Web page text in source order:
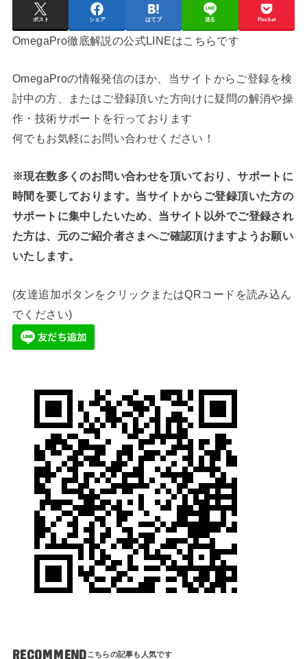
ポスト シェア はてブ 送る Pocket
OmegaPro徹底解説の公式LINEはこちらです
OmegaProの情報発信のほか、当サイトからご登録を検
討中の方、またはご登録頂いた方向けに疑問の解消や操
作・技術サポートを行っております
何でもお気軽にお問い合わせください！
※現在数多くのお問い合わせを頂いており、サポートに
時間を要しております。当サイトからご登録頂いた方の
サポートに集中したいため、当サイト以外でご登録され
た方は、元のご紹介者さまへご確認頂けますようお願い
いたします。
(友達追加ボタンをクリックまたはQRコードを読み込ん
でください)
RECOMMEND